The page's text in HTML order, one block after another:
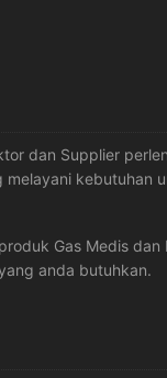
dan Supplier
melayani kebutuhan
Gas Medis dan
anda butuhkan.